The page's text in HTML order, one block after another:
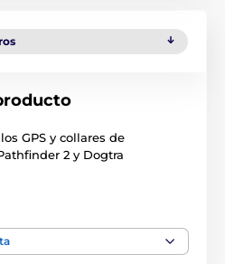
GPS y collares de
2 y Dogtra
pueden cambiar sin